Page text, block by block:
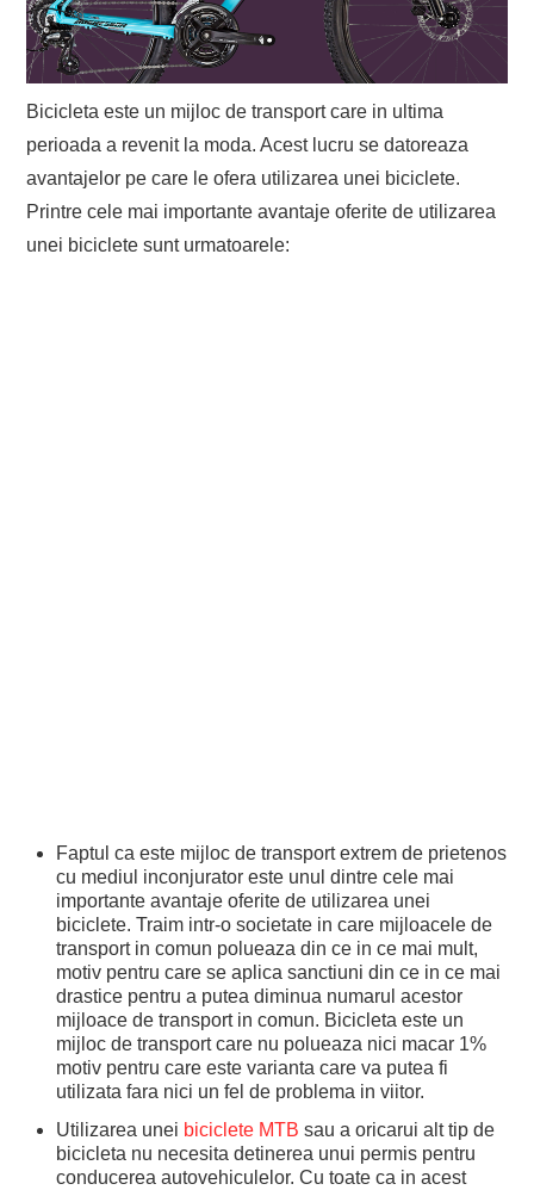
Bicicleta este un mijloc de transport care in ultima
perioada a revenit la moda. Acest lucru se datoreaza
avantajelor pe care le ofera utilizarea unei biciclete.
Printre cele mai importante avantaje oferite de utilizarea
unei biciclete sunt urmatoarele:
Faptul ca este mijloc de transport extrem de prietenos
cu mediul inconjurator este unul dintre cele mai
importante avantaje oferite de utilizarea unei
biciclete. Traim intr-o societate in care mijloacele de
transport in comun polueaza din ce in ce mai mult,
motiv pentru care se aplica sanctiuni din ce in ce mai
drastice pentru a putea diminua numarul acestor
mijloace de transport in comun. Bicicleta este un
mijloc de transport care nu polueaza nici macar 1%
motiv pentru care este varianta care va putea fi
utilizata fara nici un fel de problema in viitor.
Utilizarea unei biciclete MTB sau a oricarui alt tip de
bicicleta nu necesita detinerea unui permis pentru
conducerea autovehiculelor. Cu toate ca in acest